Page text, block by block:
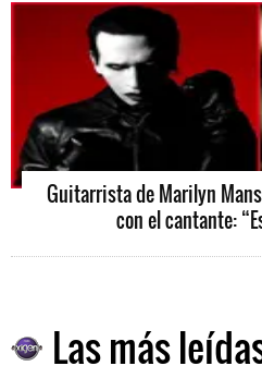
Guitarrista de Marilyn
con el cantante:
Las más